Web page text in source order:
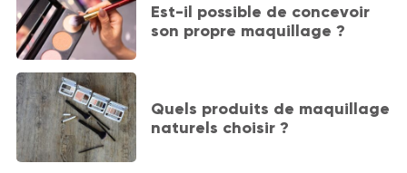
Est-il possible de concevoir
son propre maquillage ?
Quels produits de maquillage
naturels choisir ?